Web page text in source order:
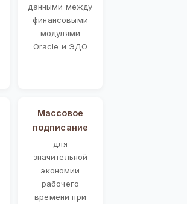
данными между
финансовыми
модулями
Oracle и ЭДО
Массовое
подписание
для
значительной
экономии
рабочего
времени при